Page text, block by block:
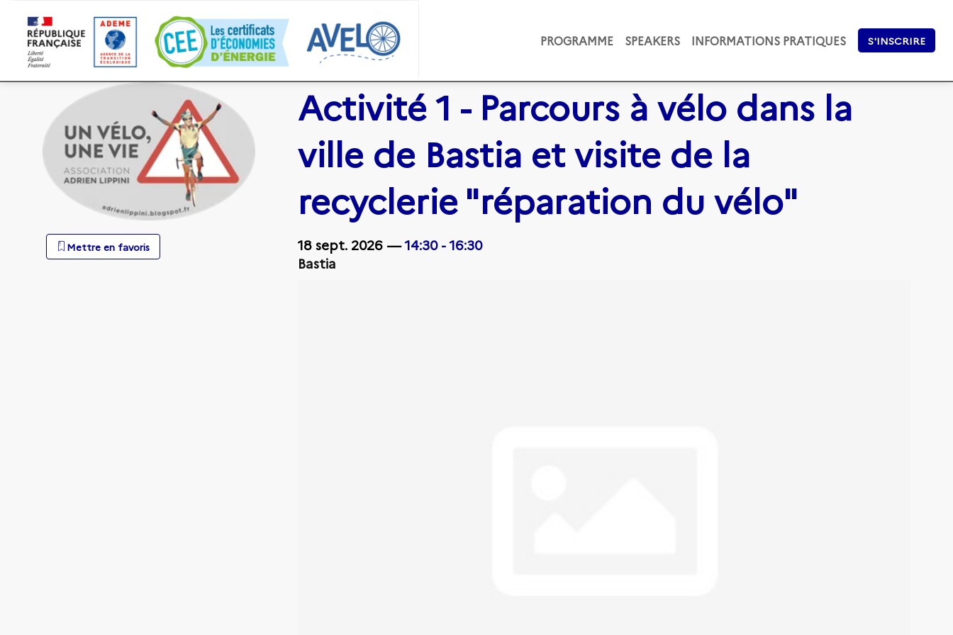
PROGRAMME SPEAKERS INFORMATIONS PRATIQUES S'INSCRIRE
Mettre en favoris
Activité 1 - Parcours à vélo dans la
ville de Bastia et visite de la
recyclerie "réparation du vélo"
18 sept. 2026 —14:30-16:30
Bastia